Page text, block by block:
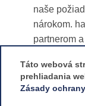
naše
nárokom.
partnerom
Táto webová
prehliadania
Zásady